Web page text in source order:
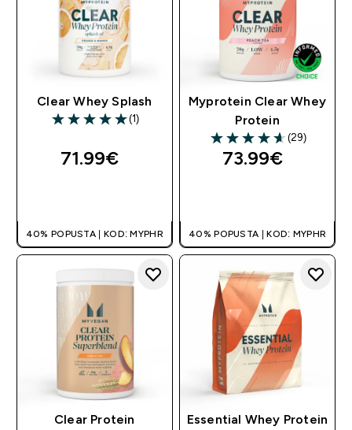
Clear Whey Splash
5 out of 5 stars
(1)
71.99€‎
40% POPUSTA | KOD: MYPHR
Myprotein Clear Whey
Protein
4.62 out of 5 stars
(29)
73.99€‎
40% POPUSTA | KOD: MYPHR
Clear Protein
Essential Whey Protein